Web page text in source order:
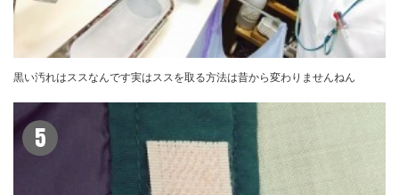
黒い汚れはススなんです実はススを取る方法は昔から変わりませんねん
5